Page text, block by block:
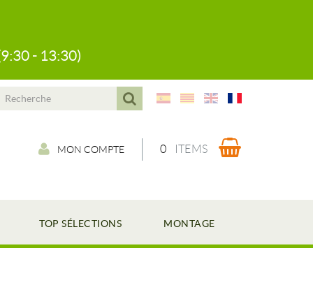
- 13:30)
MON COMPTE 0 ITEMS
TOP SÉLECTIONS MONTAGE